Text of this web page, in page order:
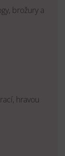
brožury a
hravou